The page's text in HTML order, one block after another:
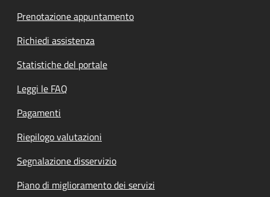
Prenotazione appuntamento
Richiedi assistenza
Statistiche del portale
Leggi le FAQ
Pagamenti
Riepilogo valutazioni
Segnalazione disservizio
Piano di miglioramento dei servizi